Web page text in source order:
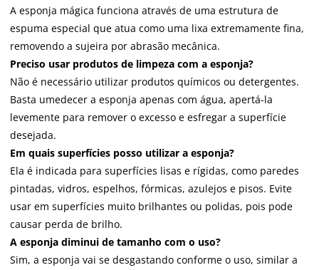
A esponja mágica funciona através de uma estrutura de
espuma especial que atua como uma lixa extremamente fina,
removendo a sujeira por abrasão mecânica.
Preciso usar produtos de limpeza com a esponja?
Não é necessário utilizar produtos químicos ou detergentes.
Basta umedecer a esponja apenas com água, apertá-la
levemente para remover o excesso e esfregar a superfície
desejada.
Em quais superfícies posso utilizar a esponja?
Ela é indicada para superfícies lisas e rígidas, como paredes
pintadas, vidros, espelhos, fórmicas, azulejos e pisos. Evite
usar em superfícies muito brilhantes ou polidas, pois pode
causar perda de brilho.
A esponja diminui de tamanho com o uso?
Sim, a esponja vai se desgastando conforme o uso, similar a